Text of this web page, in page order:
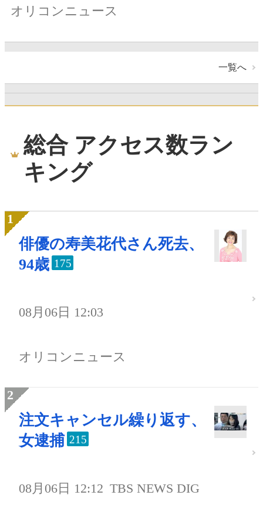
オリコンニュース
一覧へ
総合 アクセス数ラン
キング
俳優の寿美花代さん死去、
94歳 175
08月06日 12:03
オリコンニュース
注文キャンセル繰り返す、
女逮捕 215
08月06日 12:12 TBS NEWS DIG